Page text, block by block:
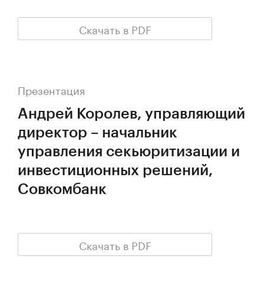
Скачать в PDF
Презентация
Андрей Королев, управляющий
директор – начальник
управления секьюритизации и
инвестиционных решений,
Совкомбанк
Скачать в PDF